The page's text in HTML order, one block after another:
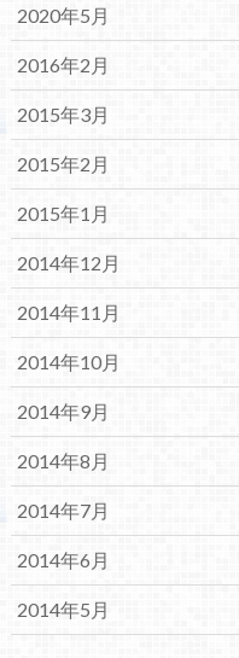
2020年5月
2016年2月
2015年3月
2015年2月
2015年1月
2014年12月
2014年11月
2014年10月
2014年9月
2014年8月
2014年7月
2014年6月
2014年5月